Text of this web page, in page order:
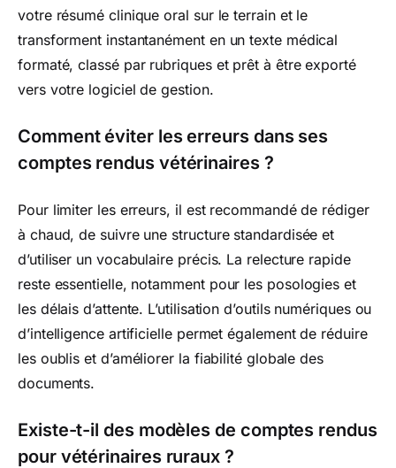
votre résumé clinique oral sur le terrain et le
transforment instantanément en un texte médical
formaté, classé par rubriques et prêt à être exporté
vers votre logiciel de gestion.
Comment éviter les erreurs dans ses
comptes rendus vétérinaires ?
Pour limiter les erreurs, il est recommandé de rédiger
à chaud, de suivre une structure standardisée et
d’utiliser un vocabulaire précis. La relecture rapide
reste essentielle, notamment pour les posologies et
les délais d’attente. L’utilisation d’outils numériques ou
d’intelligence artificielle permet également de réduire
les oublis et d’améliorer la fiabilité globale des
documents.
Existe-t-il des modèles de comptes rendus
pour vétérinaires ruraux ?